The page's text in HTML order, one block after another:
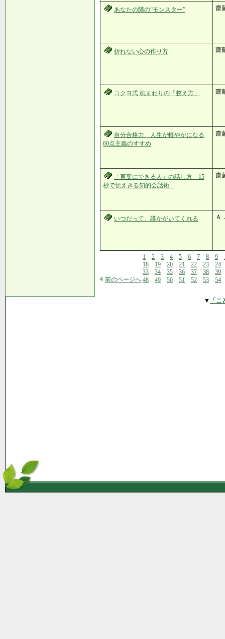
あなたの隣の“モンスター” 齋
折れない心の作り方 齋
コクヨ式 机まわりの「整え方」 齋
自分合格力 人生が軽やかになる
60点主義のすすめ
齋
「言葉にできる人」の話し方 15
秒で伝えきる知的会話術
齋
いつだって、誰かがいてくれる Ａ
前のページへ
1 2 3 4 5 6 7 8 9
18
19 20 21 22 23
24
33
34 35 36 37 38
39
48
49 50 51 52 53 54
▼ 「